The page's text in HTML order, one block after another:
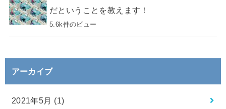
だということを教えます！
5.6k件のビュー
アーカイブ
2021年5月 (1)